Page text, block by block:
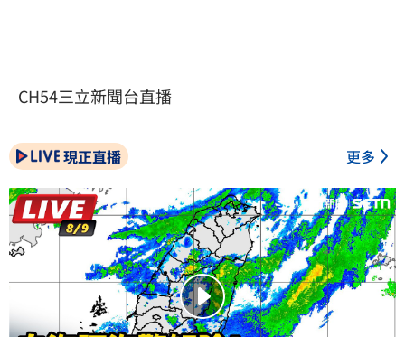
CH54三立新聞台直播
現正直播 更多